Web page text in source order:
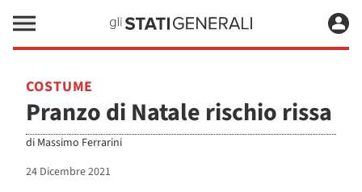
COSTUME
Pranzo di Natale rischio rissa
di Massimo Ferrarini
24 Dicembre 2021